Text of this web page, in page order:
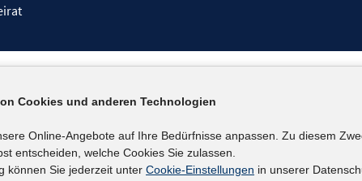
Cookies und anderen Technologien
Online-Angebote auf Ihre Bedürfnisse anpassen. Zu diesem
entscheiden, welche Cookies Sie zulassen.
können Sie jederzeit unter Cookie-Einstellungen in unserer